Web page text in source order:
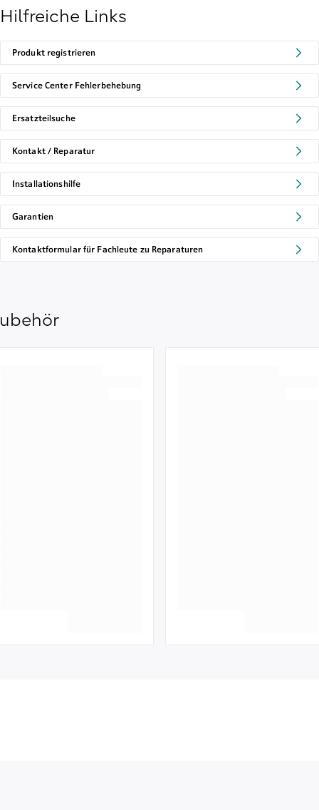
Hilfreiche Links
Produkt registrieren
Service Center Fehlerbehebung
Ersatzteilsuche
Kontakt / Reparatur
Installationshilfe
Garantien
Kontaktformular für Fachleute zu Reparaturen